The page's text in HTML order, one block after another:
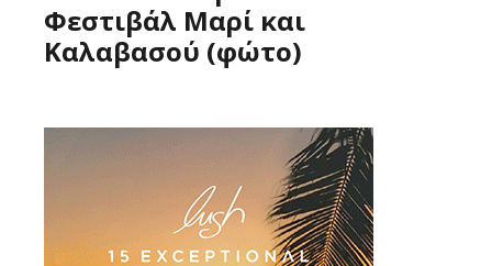
Φεστιβάλ Μαρί και
Καλαβασού (φώτο)